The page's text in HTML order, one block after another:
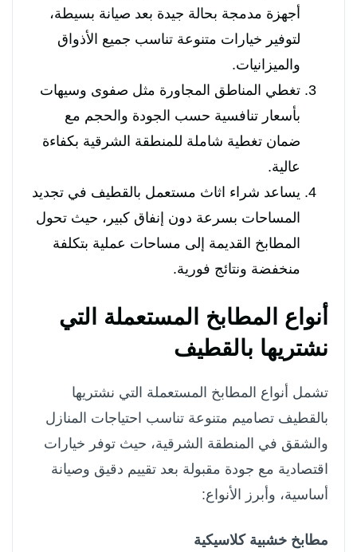
أجهزة مدمجة بحالة جيدة بعد صيانة بسيطة،
لتوفير خيارات متنوعة تناسب جميع الأذواق
والميزانيات.
تغطي المناطق المجاورة مثل صفوى وسيهات
بأسعار تنافسية حسب الجودة والحجم مع
ضمان تغطية شاملة للمنطقة الشرقية بكفاءة
عالية.
يساعد شراء اثاث مستعمل بالقطيف في تجديد
المساحات بسرعة دون إنفاق كبير، حيث تحول
المطابخ القديمة إلى مساحات عملية بتكلفة
منخفضة ونتائج فورية.
أنواع المطابخ المستعملة التي
نشتريها بالقطيف
تشمل أنواع المطابخ المستعملة التي نشتريها
بالقطيف تصاميم متنوعة تناسب احتياجات المنازل
والشقق في المنطقة الشرقية، حيث توفر خيارات
اقتصادية مع جودة مقبولة بعد تقييم دقيق وصيانة
أساسية، وأبرز الأنواع:
مطابخ خشبية كلاسيكية